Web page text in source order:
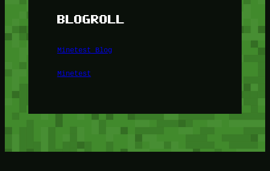
BLOGROLL
Minetest Blog
Minetest